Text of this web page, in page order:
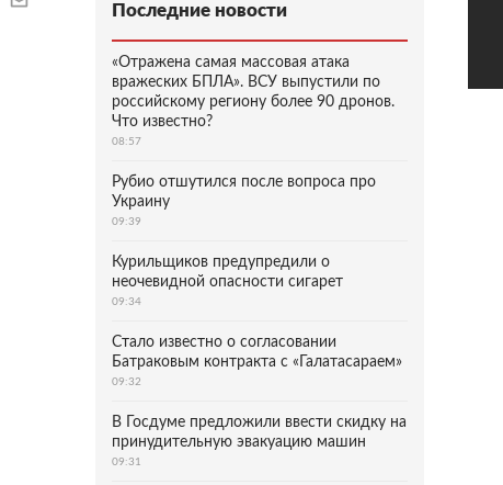
Последние новости
«Отражена самая массовая атака
вражеских БПЛА». ВСУ выпустили по
российскому региону более 90 дронов.
Что известно?
08:57
Рубио отшутился после вопроса про
Украину
09:39
Курильщиков предупредили о
неочевидной опасности сигарет
09:34
Стало известно о согласовании
Батраковым контракта с «Галатасараем»
09:32
В Госдуме предложили ввести скидку на
принудительную эвакуацию машин
09:31